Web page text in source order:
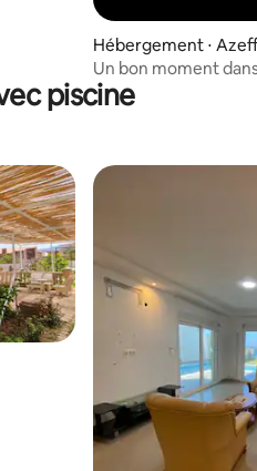
Hébergement ⋅
Un bon moment
piscine